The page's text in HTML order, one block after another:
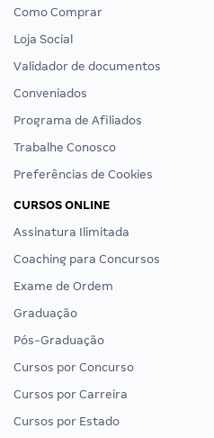
Como Comprar
Loja Social
Validador de documentos
Conveniados
Programa de Afiliados
Trabalhe Conosco
Preferências de Cookies
CURSOS ONLINE
Assinatura Ilimitada
Coaching para Concursos
Exame de Ordem
Graduação
Pós-Graduação
Cursos por Concurso
Cursos por Carreira
Cursos por Estado